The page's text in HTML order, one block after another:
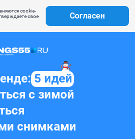
cookie-
свое
Согласен
5 идей
с зимой
снимками